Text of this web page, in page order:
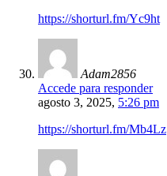
https://shorturl.fm/Yc9ht
Adam2856
Accede para responder
agosto 3, 2025, 5:26 pm
https://shorturl.fm/Mb4Lz